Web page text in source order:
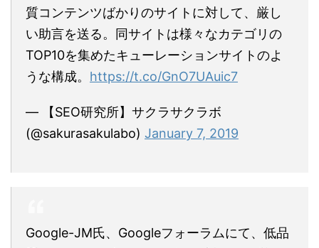
質コンテンツばかりのサイトに対して、厳し
い助言を送る。同サイトは様々なカテゴリの
TOP10を集めたキューレーションサイトのよ
うな構成。 https://t.co/GnO7UAuic7
— 【SEO研究所】サクラサクラボ
(@sakurasakulabo) January 7, 2019
Google-JM氏、Googleフォーラムにて、低品